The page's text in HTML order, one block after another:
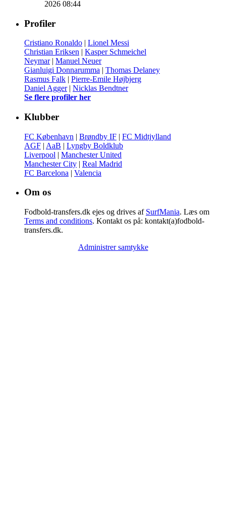
2026 08:44
Profiler
Cristiano Ronaldo | Lionel Messi
Christian Eriksen | Kasper Schmeichel
Neymar| Manuel Neuer
Gianluigi Donnarumma | Thomas Delaney
Rasmus Falk | Pierre-Emile Højbjerg
Daniel Agger| Nicklas Bendtner
Se flere profiler her
Klubber
FC København | Brøndby IF | FC Midtjylland
AGF | AaB | Lyngby Boldklub
Liverpool | Manchester United
Manchester City | Real Madrid
FC Barcelona | Valencia
Om os
Fodbold-transfers.dk ejes og drives af SurfMania. Læs om
Terms and conditions. Kontakt os på: kontakt(a)fodbold-
transfers.dk.
Administrer samtykke